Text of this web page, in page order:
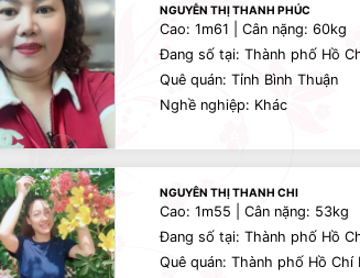
NGUYỄN THỊ THANH PHÚC
Cao: 1m61 | Cân nặng: 60kg
Đang số tại: Thành phố Hồ
Quê quán: Tỉnh Bình Thuận
Nghề nghiệp: Khác
NGUYÊN THỊ THANH CHI
Cao: 1m55 | Cân nặng: 53kg
Đang số tại: Thành phố Hồ
Quê quán: Thành phố Hồ Chí